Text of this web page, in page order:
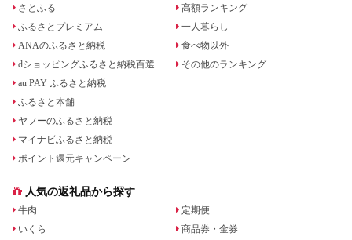
さとふる
ふるさとプレミアム
ANAのふるさと納税
dショッピングふるさと納税百選
au PAY ふるさと納税
ふるさと本舗
ヤフーのふるさと納税
マイナビふるさと納税
ポイント還元キャンペーン
高額ランキング
一人暮らし
食べ物以外
その他のランキング
人気の返礼品から探す
牛肉
いくら
定期便
商品券・金券